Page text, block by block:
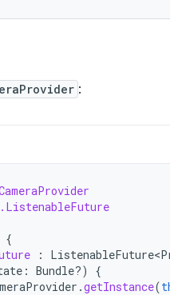
:
{
:
: Bundle?)
{
.getInstance(